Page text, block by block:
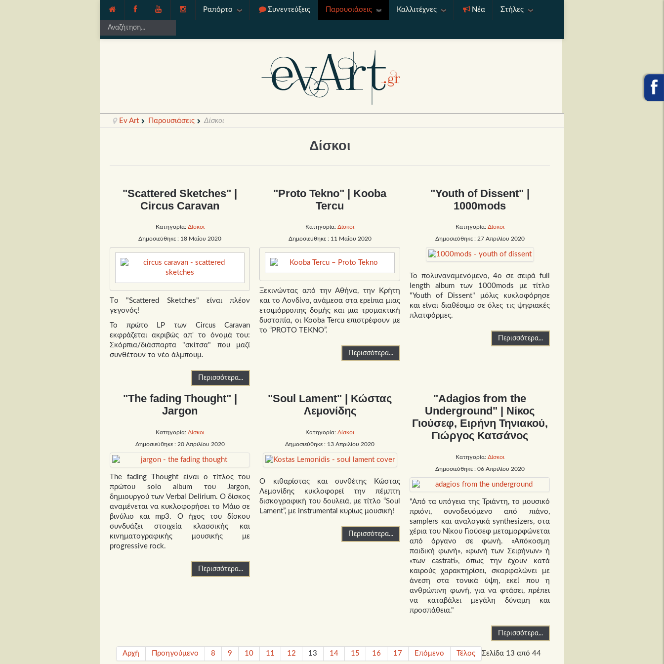
Ραπόρτο Συνεντεύξεις Παρουσιάσεις Καλλιτέχνες Νέα Στήλες
Ev Art Παρουσιάσεις Δίσκοι
Δίσκοι
"Scattered Sketches" |
Circus Caravan
Κατηγορία: Δίσκοι
Δημοσιεύθηκε : 18 Μαΐου 2020
Τo "Scattered Sketches" είναι πλέον
γεγονός!
Το πρώτο LP των Circus Caravan
εκφράζεται ακριβώς απ' το όνομά του:
Σκόρπια/διάσπαρτα "σκίτσα" που μαζί
συνθέτουν το νέο άλμπουμ.
Περισσότερα...
"Proto Tekno" | Kooba
Tercu
Κατηγορία:Δίσκοι
Δημοσιεύθηκε : 11 Μαΐου 2020
Ξεκινώντας από την Αθήνα, την Κρήτη
και το Λονδίνο, ανάμεσα στα ερείπια μιας
ετοιμόρροπης δομής και μια τρομακτική
δυστοπία, οι Kooba Tercu επιστρέφουν με
το “PROTO TEKNO”.
Περισσότερα...
"Youth of Dissent" |
1000mods
Κατηγορία: Δίσκοι
Δημοσιεύθηκε : 27 Απριλίου 2020
Το πολυναναμενόμενο, 4ο σε σειρά full
length album των 1000mods με τίτλο
"Youth of Dissent" μόλις κυκλοφόρησε
και είναι διαθέσιμο σε όλες τις ψηφιακές
πλατφόρμες.
Περισσότερα...
"The fading Thought" |
Jargon
Κατηγορία: Δίσκοι
Δημοσιεύθηκε : 20 Απριλίου 2020
The fading Thought είναι ο τίτλος του
πρώτου solo album του Jargon,
δημιουργού των Verbal Delirium. O δίσκος
αναμένεται να κυκλοφορήσει το Μάιο σε
βινύλιο και mp3. Ο ήχος του δίσκου
συνδυάζει στοιχεία κλασσικής και
κινηματογραφικής μουσικής με
progressive rock.
Περισσότερα...
"Soul Lament" | Κώστας
Λεμονίδης
Κατηγορία:Δίσκοι
Δημοσιεύθηκε : 13 Απριλίου 2020
Ο κιθαρίστας και συνθέτης Κώστας
Λεμονίδης κυκλοφορεί την πέμπτη
δισκογραφική του δουλειά, με τίτλο “Soul
Lament”, με instrumental κυρίως μουσική!
Περισσότερα...
"Adagios from the
Underground" | Νίκος
Γιούσεφ, Ειρήνη Τηνιακού,
Γιώργος Κατσάνος
Κατηγορία: Δίσκοι
Δημοσιεύθηκε : 06 Απριλίου 2020
"Από τα υπόγεια της Τριάντη, το μουσικό
πριόνι, συνοδευόμενο από πιάνο,
samplers και αναλογικά synthesizers, στα
χέρια του Νίκου Γιούσεφ μεταμορφώνεται
από όργανο σε φωνή. «Απόκοσμη
παιδική φωνή», «φωνή των Σειρήνων» ή
«των castrati», όπως την έχουν κατά
καιρούς χαρακτηρίσει, σκαρφαλώνει με
άνεση στα τονικά ύψη, εκεί που η
ανθρώπινη φωνή, για να φτάσει, πρέπει
να καταβάλει μεγάλη δύναμη και
προσπάθεια."
Περισσότερα...
Σελίδα 13 από 44
Αρχή Προηγούμενο 8 9 10 11 12 13 14 15 16 17 Επόμενο Τέλος